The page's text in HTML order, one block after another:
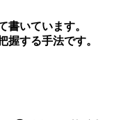
書いています。
握する手法です。